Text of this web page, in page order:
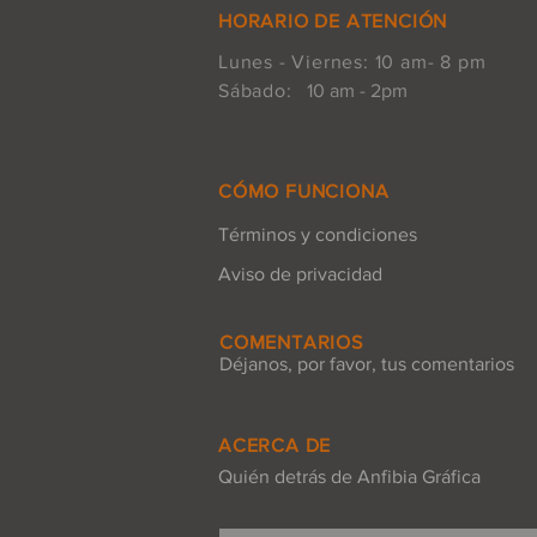
Lunes - Viernes: 10 am- 8 pm
Sábado: 10 am - 2pm
HORARIO DE ATENCIÓN
CÓMO FUNCIONA
Términos y condiciones
Aviso de privacidad
COMENTARIOS
Déjanos, por favor, tus comentarios
ACERCA DE
Quién detrás de Anfibia Gráfica